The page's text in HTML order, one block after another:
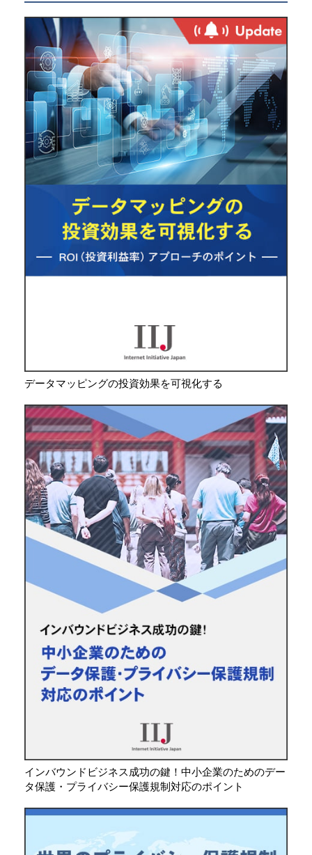
データマッピングの投資効果を可視化する
インバウンドビジネス成功の鍵！中小企業のためのデー
タ保護・プライバシー保護規制対応のポイント